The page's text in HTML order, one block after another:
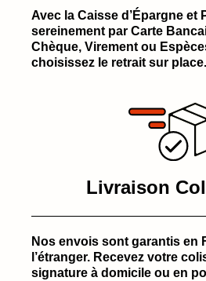
Avec la Caisse d’Épargne et
sereinement par Carte
Chèque, Virement ou
choisissez le retrait sur place.
Livraison
Nos envois sont garantis en
l’étranger. Recevez votre
signature à domicile ou en